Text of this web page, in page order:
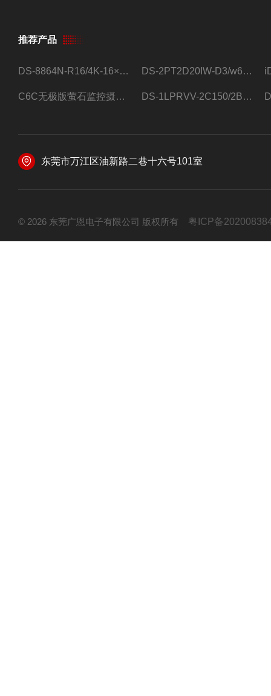
推荐产品
DS-8864N-R16/4K-16×4T/希捷16盘位录像机 DS-2PT2D20IW-D3/w64路高清硬盘录像机
C6C无极版萤石监控摄像头 DS-1LPRVV-2C150/2B监控室外夜视高清电源线护套线200米/卷
东莞市万江区油新路二巷十六号101室
© 2026 东莞广恩电子有限公司 版权所有 粤ICP备